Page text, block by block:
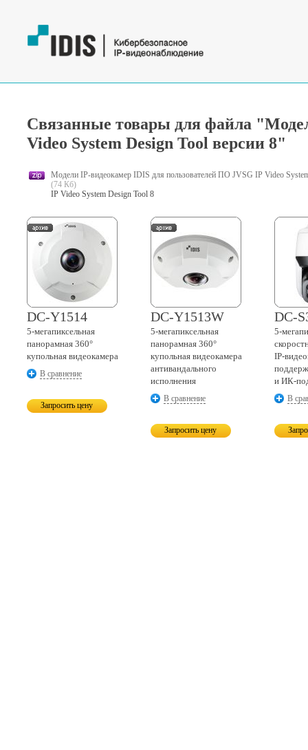
Связанные товары для файла
Video System Design Tool версии 8"
Модели IP-видеокамер IDIS для пользователей ПО JVSG IP Video
(74 Кб)
IP Video System Design Tool 8
DC-Y1514
5-мегапиксельная
панорамная 360°
купольная видеокамера
В сравнение
Запросить цену
DC-Y1513W
5-мегапиксельная
панорамная 360°
купольная видеокамера
антивандального
исполнения
В сравнение
Запросить цену
DC-
5-
IP-
и ИК-
В